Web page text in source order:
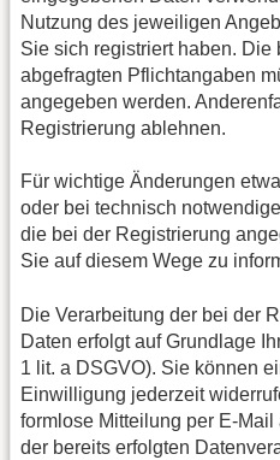
Nutzung des jeweiligen
Sie sich registriert haben. Die
abgefragten Pflichtangaben
angegeben werden.
Registrierung ablehnen.
Für wichtige Änderungen
oder bei technisch
die bei der Registrierung
Sie auf diesem Wege zu
Die Verarbeitung der bei der
Daten erfolgt auf Grundlage
1 lit. a DSGVO). Sie können
Einwilligung jederzeit
formlose Mitteilung per E-
der bereits erfolgten